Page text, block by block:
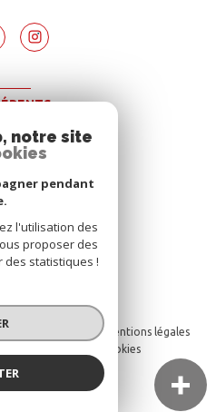
droits réservés
partenaires
Mentions légales
Cookies
notre site
pendant
l'utilisation des
proposer des
statistiques !